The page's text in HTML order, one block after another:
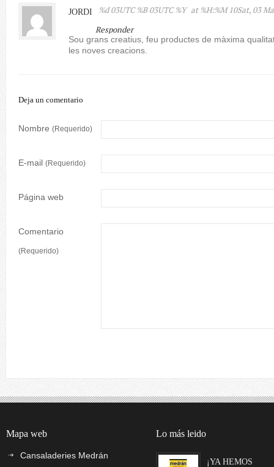
JORDI %d 03UTC %B 03UTC %Y at %H:%M 10Sat, 03
Responder
Sou grans creatius, feu productes de màxima
les noves creacions.
Deja un comentario
Nombre (Requerido)
E-mail (Requerido)
Página web
Comentario
(Requerido)
Mapa web
Cansaladeries Medrán
Lo más leido
¡YA HEMOS